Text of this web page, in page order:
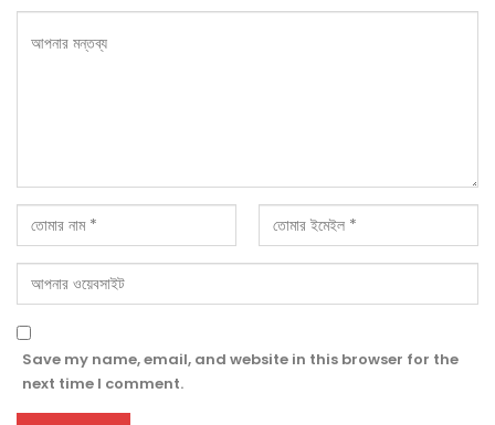
Save my name, email, and website in this browser for the
next time I comment.